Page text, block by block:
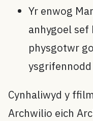
Yr enwog
anhygoel sef
physgotwr
Cynhaliwyd y
Archwilio eich